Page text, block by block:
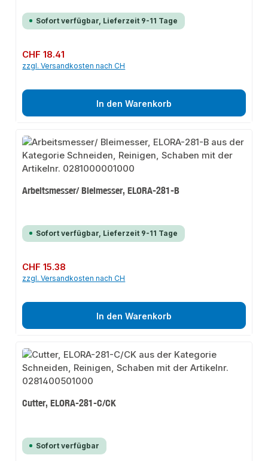
Sofort verfügbar, Lieferzeit 9-11 Tage
Regulärer Preis:
CHF 18.41
zzgl. Versandkosten nach CH
In den Warenkorb
Arbeitsmesser/ Bleimesser, ELORA-281-B
Sofort verfügbar, Lieferzeit 9-11 Tage
Regulärer Preis:
CHF 15.38
zzgl. Versandkosten nach CH
In den Warenkorb
Cutter, ELORA-281-C/CK
Sofort verfügbar